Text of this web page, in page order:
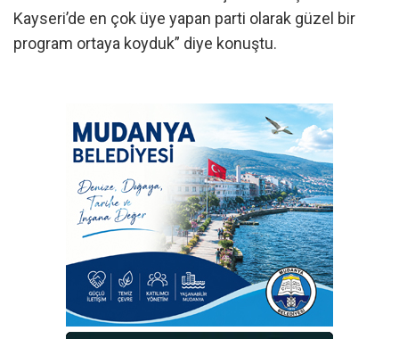
Kayseri’de en çok üye yapan parti olarak güzel bir
program ortaya koyduk” diye konuştu.